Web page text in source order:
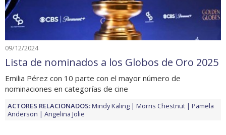
09/12/2024
Lista de nominados a los Globos de Oro 2025
Emilia Pérez con 10 parte con el mayor número de
nominaciones en categorías de cine
ACTORES RELACIONADOS:Mindy Kaling Morris Chestnut
Pamela
Anderson
Angelina Jolie